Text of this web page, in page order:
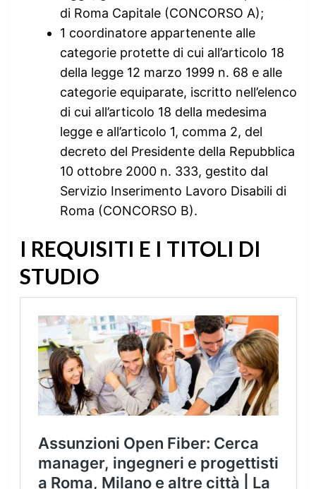
di Roma Capitale (CONCORSO A);
1 coordinatore appartenente alle
categorie protette di cui all’articolo 18
della legge 12 marzo 1999 n. 68 e alle
categorie equiparate, iscritto nell’elenco
di cui all’articolo 18 della medesima
legge e all’articolo 1, comma 2, del
decreto del Presidente della Repubblica
10 ottobre 2000 n. 333, gestito dal
Servizio Inserimento Lavoro Disabili di
Roma (CONCORSO B).
I REQUISITI E I TITOLI DI
STUDIO